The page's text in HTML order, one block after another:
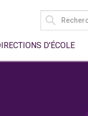
SEARCH
FOR:
D'ÉCOLE